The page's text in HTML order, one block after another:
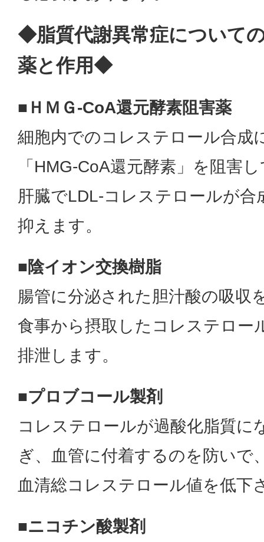
◆脂質代謝異常症について
薬と作用◆
■ＨＭＧ-CoA還元酵素阻害薬
細胞内でのコレステロール合成
「HMG-CoA還元酵素」を阻害
肝臓でLDL-コレステロールが合
抑えます。
■陰イオン交換樹脂
腸管に分泌された胆汁酸の吸収
食事から摂取したコレステロー
排泄します。
■プロブコール製剤
コレステロールが過酸化脂質に
ぎ、血管に付着するのを防いで
血清総コレステロール値を低下
■ニコチン酸製剤